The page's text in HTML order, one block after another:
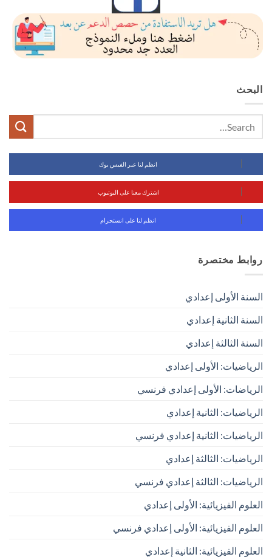
البحث
انظم لنا عبر الفيس بوك
اشترك معنا على اليوتيوب
انظم لنا على انستجرام
روابط مختصرة
السنة الأولى إعدادي
السنة الثانية إعدادي
السنة الثالثة إعدادي
الرياضيات: الأولى إعدادي
الرياضات: الأولى إعدادي فرنسي
الرياضيات: الثانية إعدادي
الرياضيات: الثانية إعدادي فرنسي
الرياضيات: الثالثة إعدادي
الرياضيات: الثالثة إعدادي فرنسي
العلوم الفيزيائية: الأولى إعدادي
العلوم الفيزيائية: الأولى إعدادي فرنسي
العلوم الفيزيائية: الثانية إعدادي